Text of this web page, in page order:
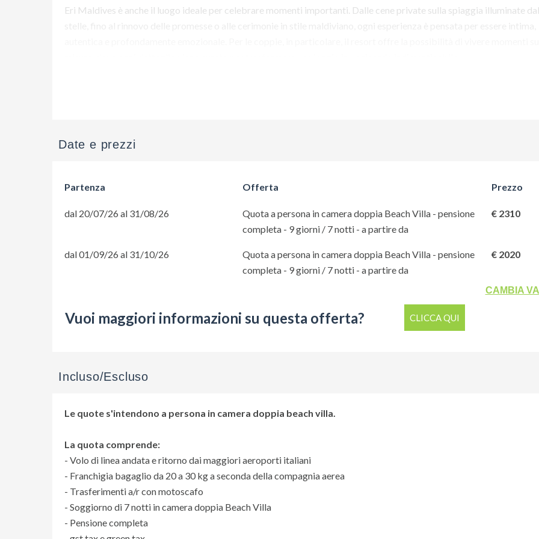
Eri Maldives è anche il luogo ideale per celebrare momenti importanti. Dalle cene private sulla spiaggia illuminate
Date e prezzi
Partenza Offerta Prezzo
dal 20/07/26 al 31/08/26
Quota a persona in camera doppia Beach Villa - pensione
completa - 9 giorni / 7 notti - a partire da
€ 2310
dal 01/09/26 al 31/10/26
Quota a persona in camera doppia Beach Villa - pensione
completa - 9 giorni / 7 notti - a partire da
€ 2020
CAMBIA
Vuoi maggiori informazioni su questa offerta? CLICCA QUI
Incluso/Escluso
Le quote s'intendono a persona in camera doppia beach villa.
La quota comprende:
- Volo di linea andata e ritorno dai maggiori aeroporti italiani
- Franchigia bagaglio da 20 a 30 kg a seconda della compagnia aerea
- Trasferimenti a/r con motoscafo
- Soggiorno di 7 notti in camera doppia Beach Villa
- Pensione completa